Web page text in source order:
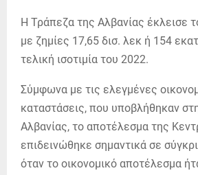
Η Τράπεζα της Αλβανίας έκλεισε
με ζημίες 17,65 δισ. λεκ ή 154
τελική ισοτιμία του 2022.
Σύμφωνα με τις ελεγμένες
καταστάσεις, που υποβλήθηκαν
Αλβανίας, το αποτέλεσμα της
επιδεινώθηκε σημαντικά σε
όταν το οικονομικό αποτέλεσμα